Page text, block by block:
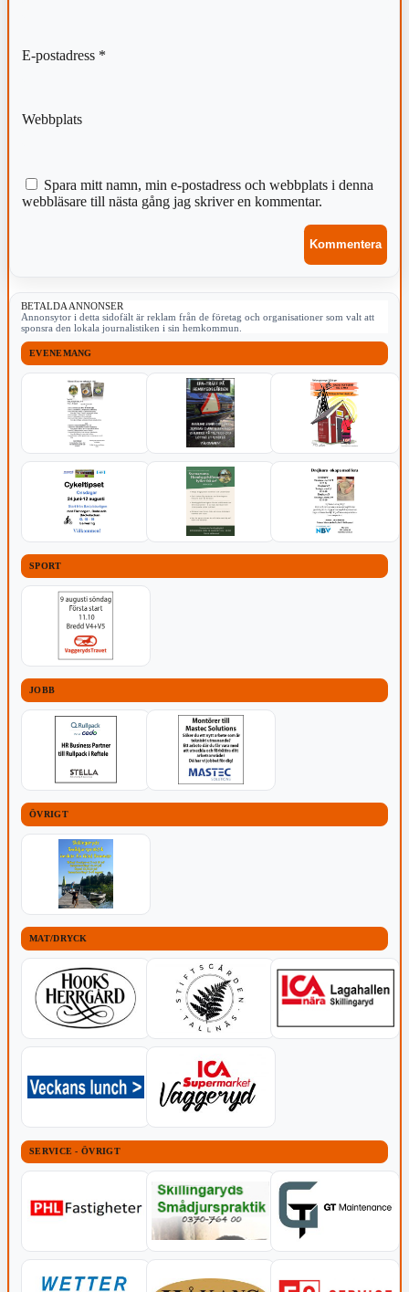
E-postadress *
Webbplats
Spara mitt namn, min e-postadress och webbplats i denna
webbläsare till nästa gång jag skriver en kommentar.
BETALDA ANNONSER
Annonsytor i detta sidofält är reklam från de företag och organisationer som valt att
sponsra den lokala journalistiken i sin hemkommun.
EVENEMANG
SPORT
JOBB
ÖVRIGT
MAT/DRYCK
SERVICE - ÖVRIGT